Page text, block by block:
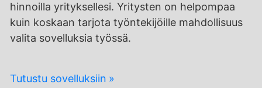
hinnoilla yrityksellesi. Yritysten on helpompaa
kuin koskaan tarjota työntekijöille mahdollisuus
valita sovelluksia työssä.
Tutustu sovelluksiin